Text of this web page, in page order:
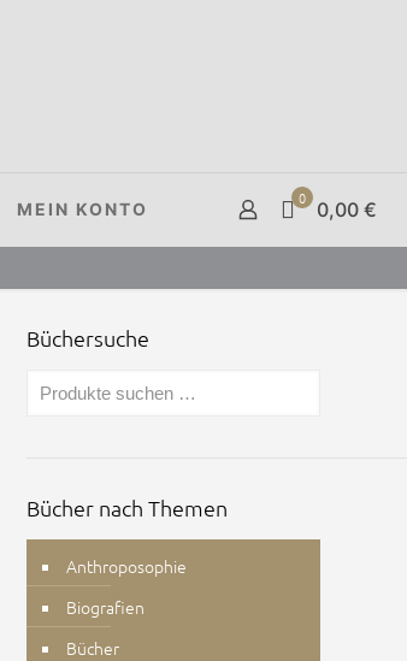
MEIN KONTO
0 0,00 €
Büchersuche
Bücher nach Themen
Anthroposophie
Biografien
Bücher